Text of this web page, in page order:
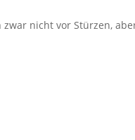
nicht vor Stürzen,